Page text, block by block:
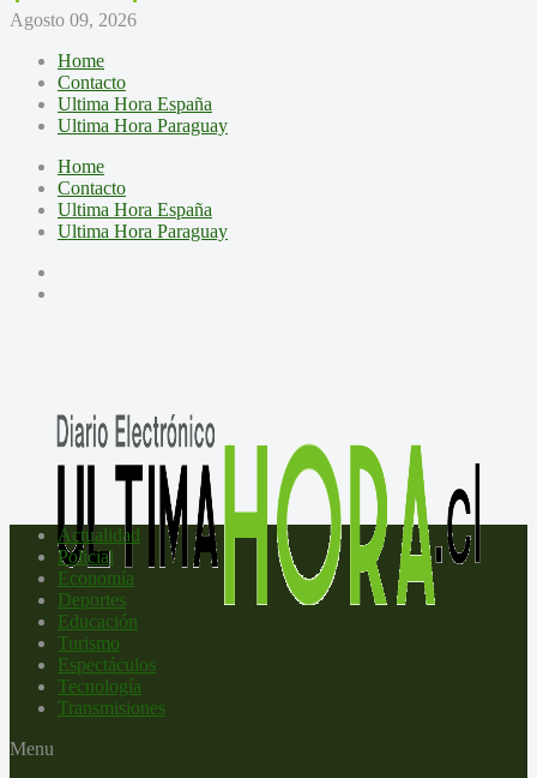
Agosto 09, 2026
Home
Contacto
Ultima Hora España
Ultima Hora Paraguay
Home
Contacto
Ultima Hora España
Ultima Hora Paraguay
Actualidad
Policial
Economía
Deportes
Educación
Turismo
Espectáculos
Tecnología
Transmisiones
Menu